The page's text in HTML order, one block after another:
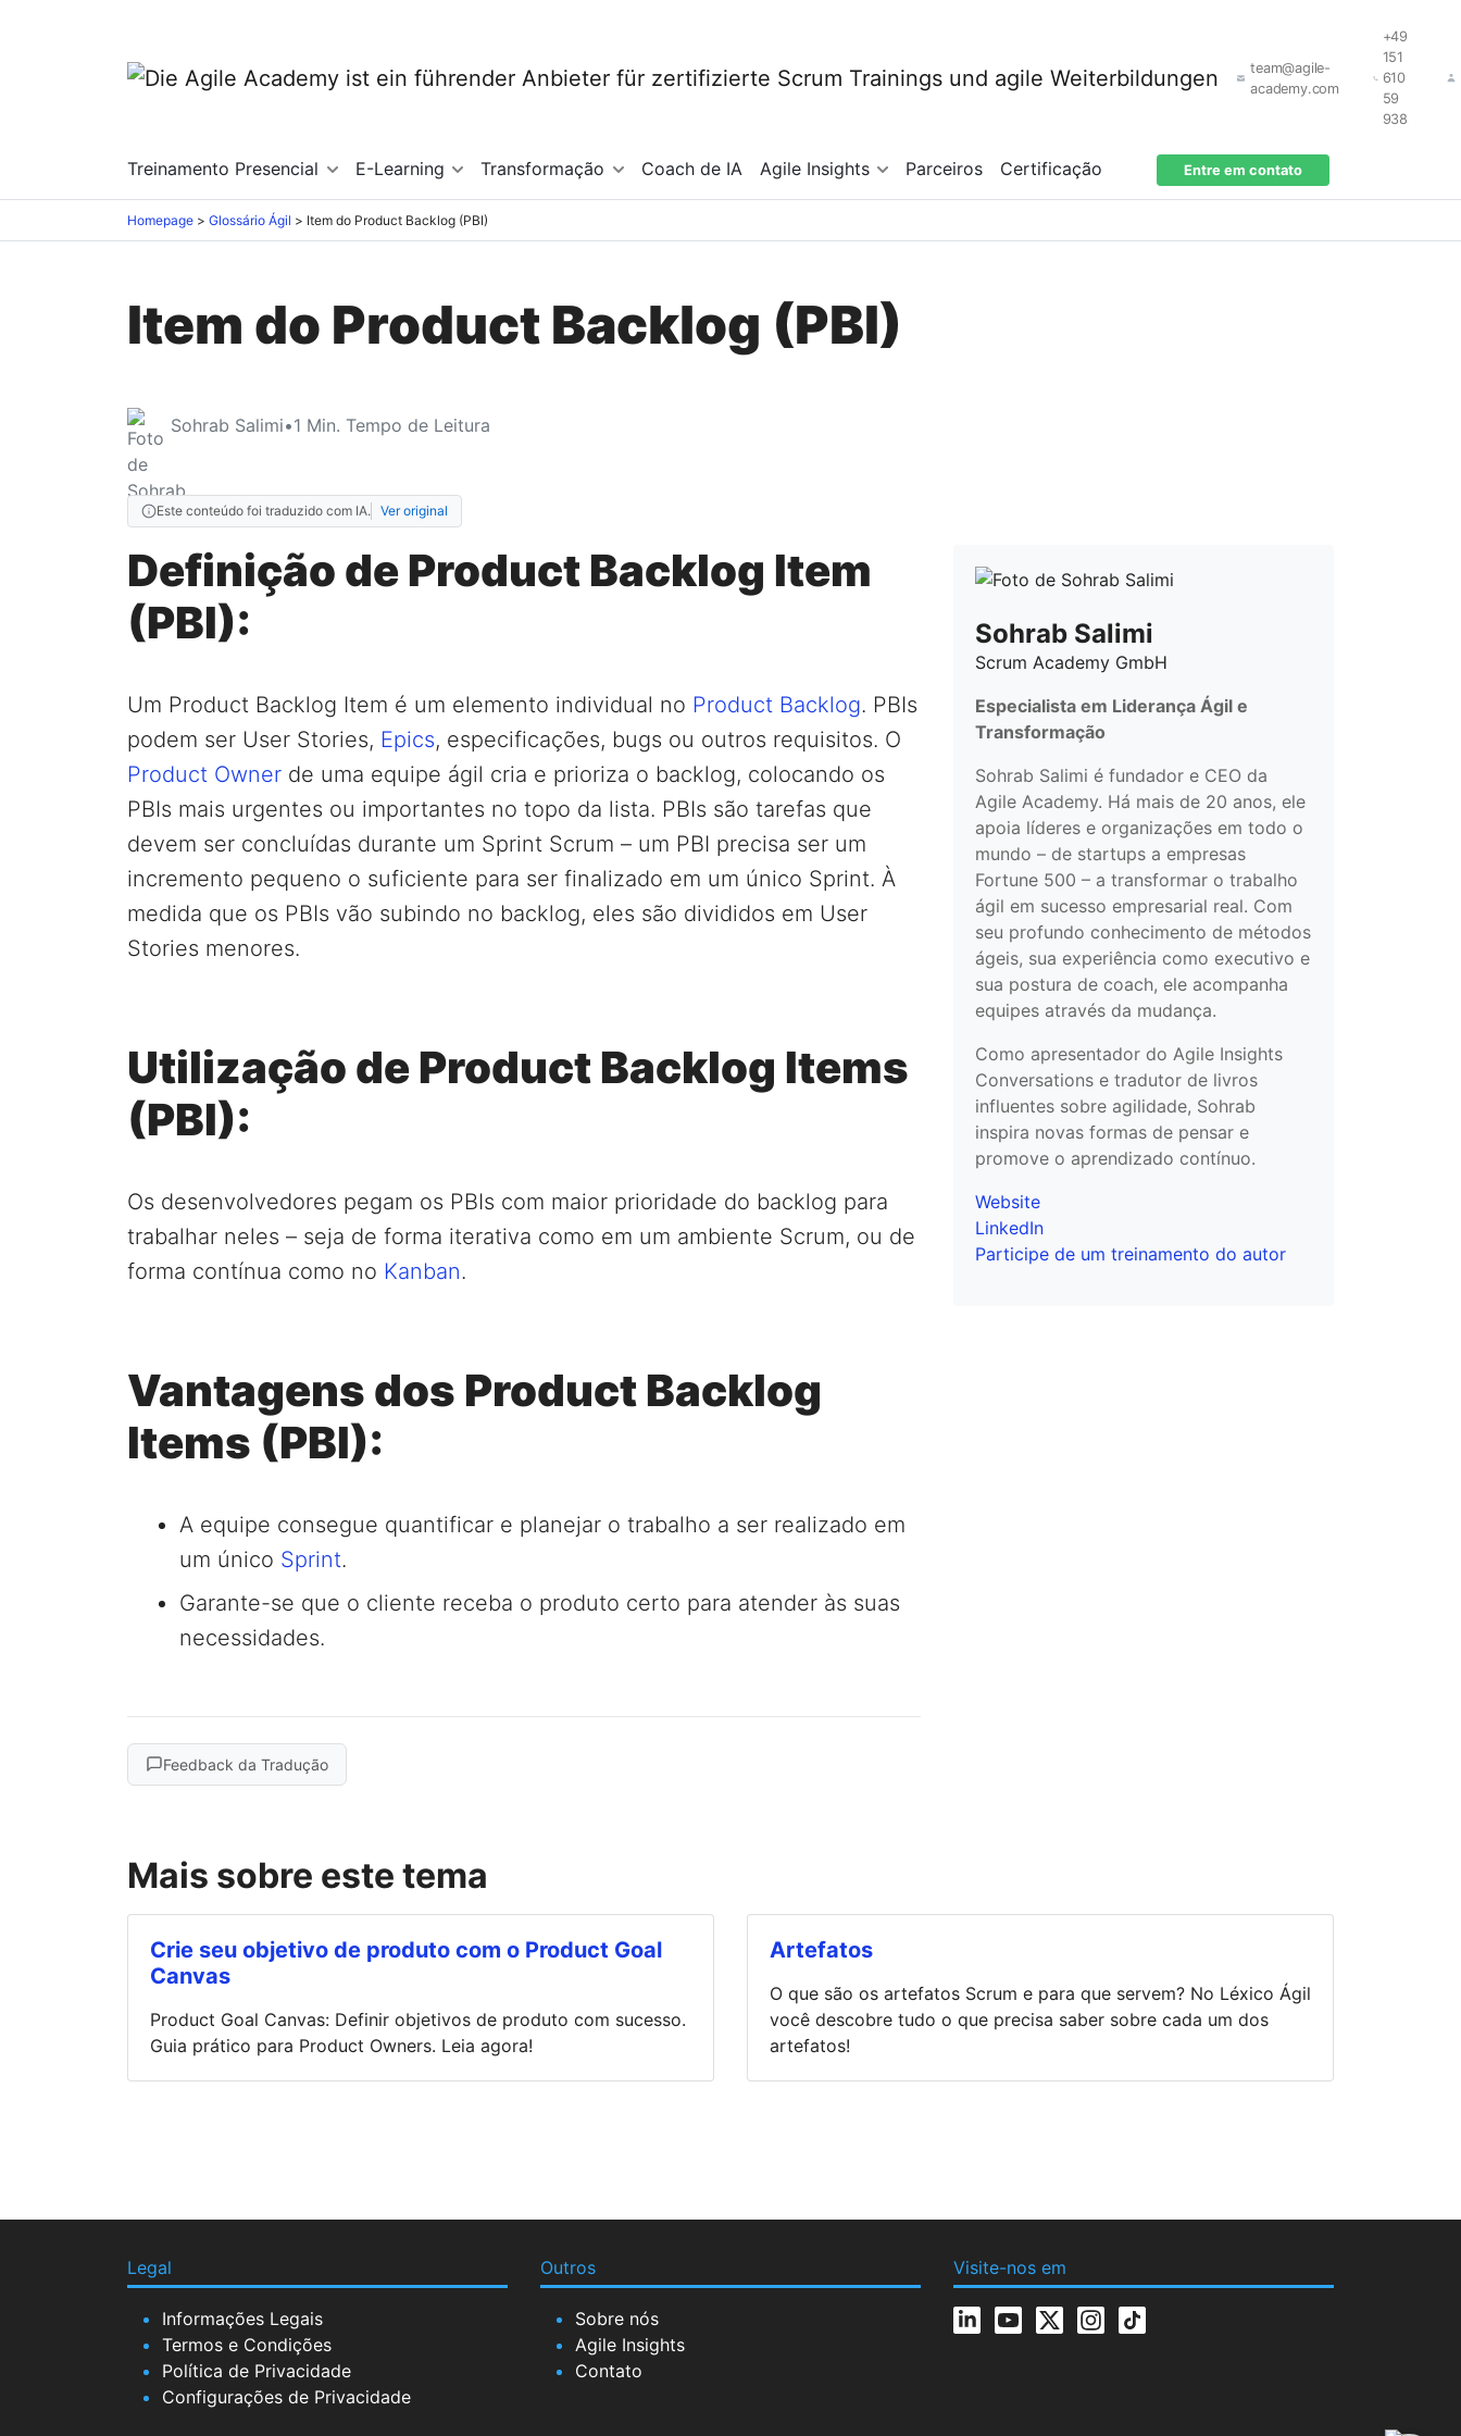
team@agile-
academy.com
+49
151
610
59
938
Treinamento Presencial E-Learning Transformação Coach de IA Agile Insights Parceiros Certificação Entre em contato
Homepage Glossário Ágil Item do Product Backlog (PBI)
Item do Product Backlog (PBI)
Sohrab Salimi•1 Min. Tempo de Leitura
Este conteúdo foi traduzido com IA. Ver original
Definição de Product Backlog Item
(PBI):
Um Product Backlog Item é um elemento individual no Product Backlog. PBIs
podem ser User Stories, Epics, especificações, bugs ou outros requisitos. O
Product Owner de uma equipe ágil cria e prioriza o backlog, colocando os
PBIs mais urgentes ou importantes no topo da lista. PBIs são tarefas que
devem ser concluídas durante um Sprint Scrum – um PBI precisa ser um
incremento pequeno o suficiente para ser finalizado em um único Sprint. À
medida que os PBIs vão subindo no backlog, eles são divididos em User
Stories menores.
Utilização de Product Backlog Items
(PBI):
Os desenvolvedores pegam os PBIs com maior prioridade do backlog para
trabalhar neles – seja de forma iterativa como em um ambiente Scrum, ou de
forma contínua como no Kanban.
Vantagens dos Product Backlog
Items (PBI):
A equipe consegue quantificar e planejar o trabalho a ser realizado em
um único Sprint.
Garante-se que o cliente receba o produto certo para atender às suas
necessidades.
Feedback da Tradução
Sohrab Salimi
Scrum Academy GmbH
Especialista em Liderança Ágil e
Transformação
Sohrab Salimi é fundador e CEO da
Agile Academy. Há mais de 20 anos, ele
apoia líderes e organizações em todo o
mundo – de startups a empresas
Fortune 500 – a transformar o trabalho
ágil em sucesso empresarial real. Com
seu profundo conhecimento de métodos
ágeis, sua experiência como executivo e
sua postura de coach, ele acompanha
equipes através da mudança.
Como apresentador do Agile Insights
Conversations e tradutor de livros
influentes sobre agilidade, Sohrab
inspira novas formas de pensar e
promove o aprendizado contínuo.
Website
LinkedIn
Participe de um treinamento do autor
Mais sobre este tema
Crie seu objetivo de produto com o Product Goal
Canvas
Product Goal Canvas: Definir objetivos de produto com sucesso.
Guia prático para Product Owners. Leia agora!
Artefatos
O que são os artefatos Scrum e para que servem? No Léxico Ágil
você descobre tudo o que precisa saber sobre cada um dos
artefatos!
Legal
Informações Legais
Termos e Condições
Política de Privacidade
Configurações de Privacidade
Outros
Sobre nós
Agile Insights
Contato
Visite-nos em